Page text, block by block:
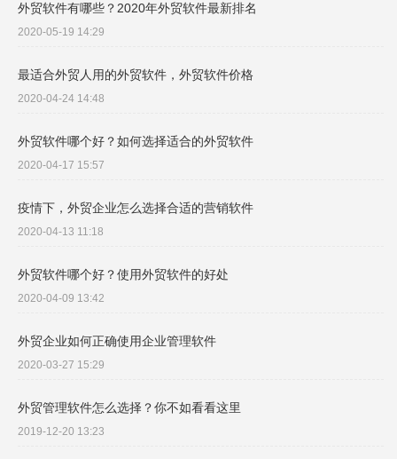
外贸软件有哪些？2020年外贸软件最新排名
2020-05-19 14:29
最适合外贸人用的外贸软件，外贸软件价格
2020-04-24 14:48
外贸软件哪个好？如何选择适合的外贸软件
2020-04-17 15:57
疫情下，外贸企业怎么选择合适的营销软件
2020-04-13 11:18
外贸软件哪个好？使用外贸软件的好处
2020-04-09 13:42
外贸企业如何正确使用企业管理软件
2020-03-27 15:29
外贸管理软件怎么选择？你不如看看这里
2019-12-20 13:23